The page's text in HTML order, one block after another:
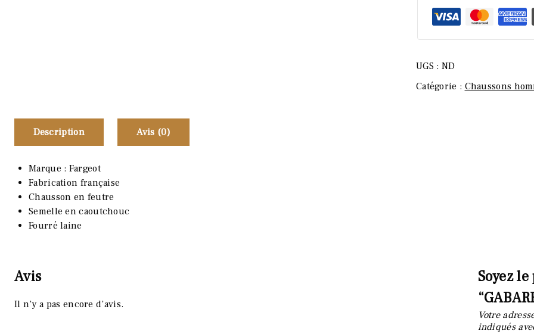
UGS : ND
Catégorie : Chaussons
Description Avis (0)
Marque : Fargeot
Fabrication française
Chausson en feutre
Semelle en caoutchouc
Fourré laine
Avis
Il n’y a pas encore d’avis.
Soyez
Votre
indiqués